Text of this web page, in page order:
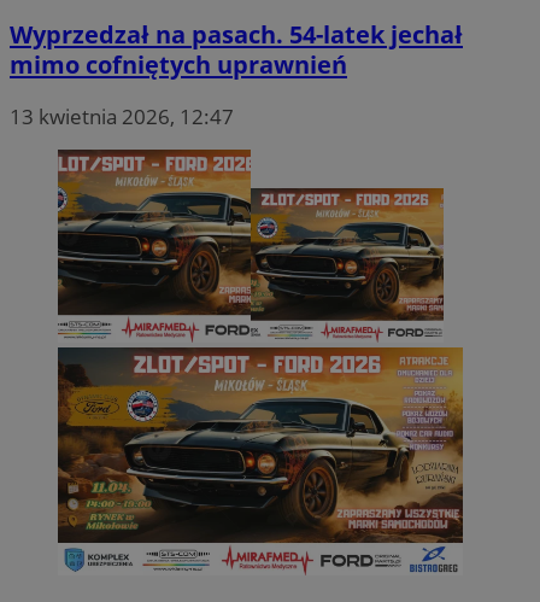
Wyprzedzał na pasach. 54-latek jechał
mimo cofniętych uprawnień
13 kwietnia 2026, 12:47
VISITOR_PRIVACY_METADATA
YouTube
.youtube.com
Google Privacy Policy